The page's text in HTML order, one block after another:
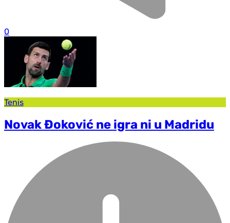
0
Tenis
Novak Đoković ne igra ni u Madridu